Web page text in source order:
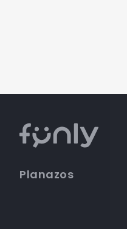
Planazos